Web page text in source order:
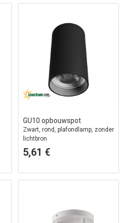
GU10 opbouwspot
Zwart, rond, plafondlamp, zonder
lichtbron
5,61 €